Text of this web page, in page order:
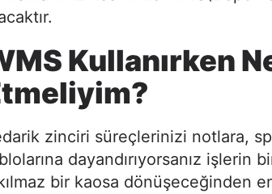
Kullanırken
zinciri süreçlerinizi notlara,
dayandırıyorsanız işlerin
bir kaosa dönüşeceğinden